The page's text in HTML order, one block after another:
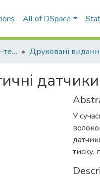
All of DSpace
Факультет інженерно-технологічний
У
тиску,